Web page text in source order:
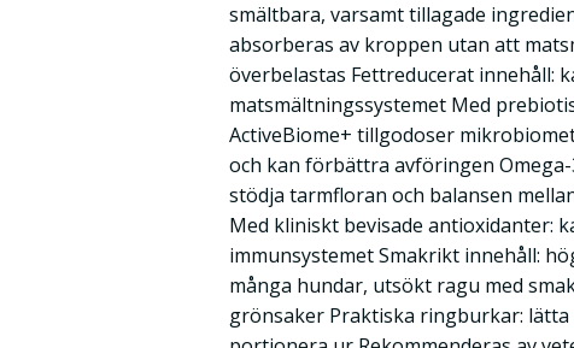
smältbara, varsamt tillagade
absorberas av kroppen utan att
överbelastas Fettreducerat innehåll:
matsmältningssystemet Med
ActiveBiome+ tillgodoser
och kan förbättra avföringen
stödja tarmfloran och balansen
Med kliniskt bevisade antioxidanter:
immunsystemet Smakrikt innehåll:
många hundar, utsökt ragu med
grönsaker Praktiska ringburkar: